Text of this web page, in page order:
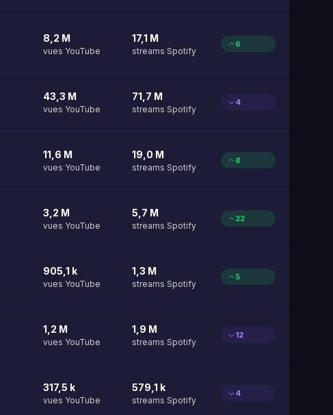
8,2 M
vues YouTube
17,1 M
streams Spotify
6
43,3 M
vues YouTube
71,7 M
streams Spotify
4
11,6 M
vues YouTube
19,0 M
streams Spotify
8
3,2 M
vues YouTube
5,7 M
streams Spotify
22
905,1 k
vues YouTube
1,3 M
streams Spotify
5
1,2 M
vues YouTube
1,9 M
streams Spotify
12
317,5 k
vues YouTube
579,1 k
streams Spotify
4